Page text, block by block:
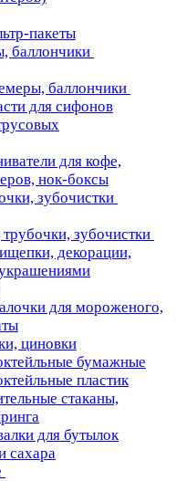
пакеты
баллончики
баллончики
для сифонов
для кофе,
нок-боксы
зубочистки
зубочистки
декорации,
для мороженого,
циновки
бумажные
пластик
стаканы,
для бутылок
сахара